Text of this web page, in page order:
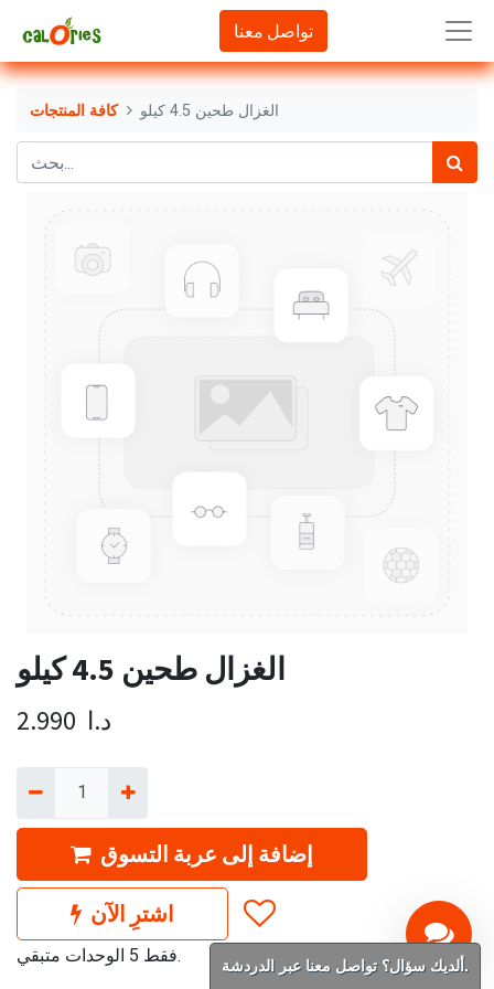
تواصل معنا
كافة المنتجات الغزال طحين 4.5 كيلو
الغزال طحين 4.5 كيلو
2.990 د.ا
إضافة إلى عربة التسوق
اشترِ الآن
فقط 5 الوحدات متبقي.
ألديك سؤال؟ تواصل معنا عبر الدردشة.